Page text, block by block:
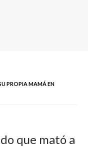
PROPIA MAMÁ EN
que mató a